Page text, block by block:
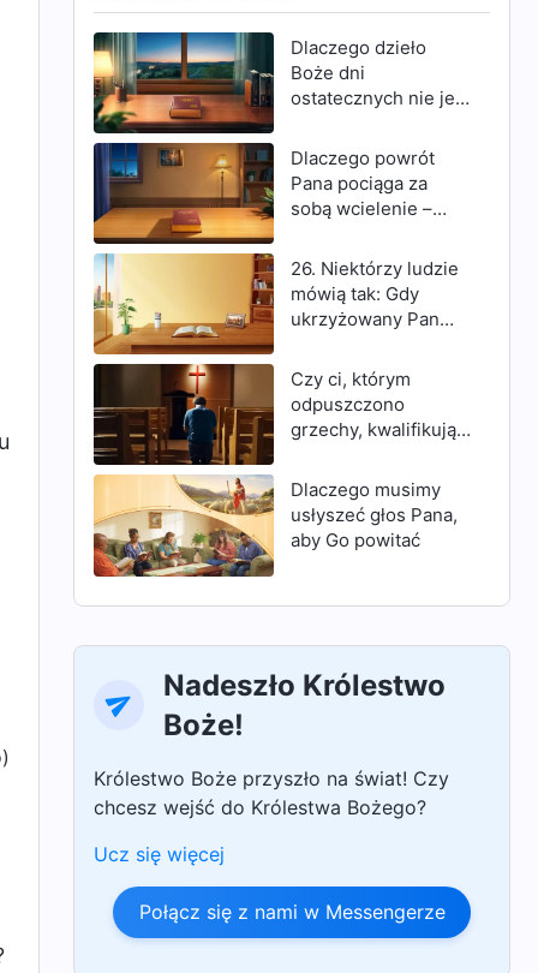
Dlaczego dzieło
Boże dni
ostatecznych nie jest
pomocą Ducha?
Dlaczego Bóg
przyszedł, aby
dokonać swego
Dlaczego powrót
Pana pociąga za
sobą wcielenie –
tajemnicy – jak i
jawne zstępowanie z
chmur?
26. Niektórzy ludzie
mówią tak: Gdy
ukrzyżowany Pan
„Wykonało się”, czy
nie oznaczało to, że
dzieło Bożego
zbawienia zostało
zatem Bóg, gdy
powróci w dniach
ostatecznych, musi
domu Bożego?
Czy ci, którym
odpuszczono
grzechy, kwalifikują
królestwa
niebieskiego?
Dlaczego musimy
usłyszeć głos Pana,
aby Go powitać
Nadeszło Królestwo
Boże!
Królestwo Boże przyszło na świat! Czy
chcesz wejść do Królestwa Bożego?
Ucz się więcej
Połącz się z nami w Messengerze